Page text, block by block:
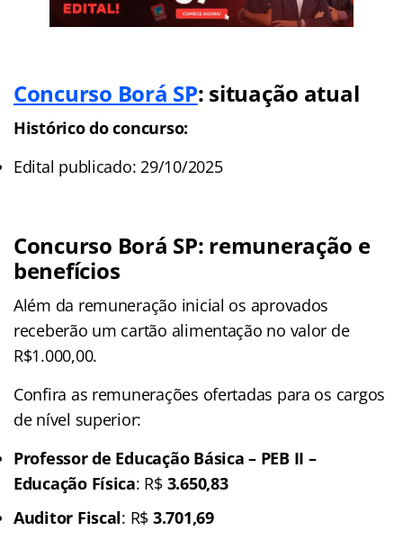
Concurso Borá SP: situação atual
Histórico do concurso:
Edital publicado: 29/10/2025
Concurso Borá SP: remuneração e
benefícios
Além da remuneração inicial os aprovados
receberão um cartão alimentação no valor de
R$1.000,00.
Confira as remunerações ofertadas para os cargos
de nível superior:
Professor de Educação Básica – PEB II –
Educação Física: R$ 3.650,83
Auditor Fiscal: R$ 3.701,69